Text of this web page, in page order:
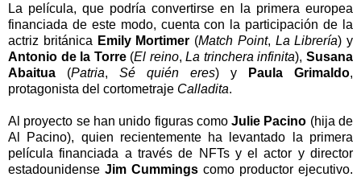
La película, que podría convertirse en la primera europea
financiada de este modo, cuenta con la participación de la
actriz británica Emily Mortimer (Match Point, La Librería) y
Antonio de la Torre(El reino,La trinchera infinita),Susana
Abaitua (Patria, Sé quién eres) y Paula Grimaldo,
protagonista del cortometraje Calladita.
Al proyecto se han unido figuras comoJulie Pacino (hija de
Al Pacino), quien recientemente ha levantado la primera
película financiada a través de NFTs y el actor y director
estadounidense Jim Cummings como productor ejecutivo.